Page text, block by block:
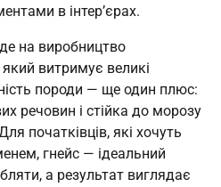
в інтер’єрах.
на виробництво
витримує великі
породи — ще один плюс:
речовин і стійка до морозу
початківців, які хочуть
гнейс — ідеальний
а результат виглядає